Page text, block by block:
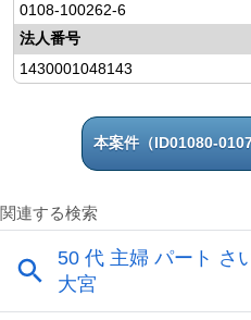
0108-100262-6
法人番号
1430001048143
本案件（ID01080-